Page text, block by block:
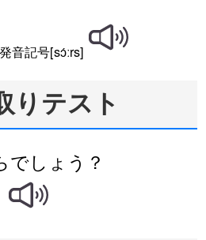
発音記号[sɔ́ːrs]
りテスト
でしょう？